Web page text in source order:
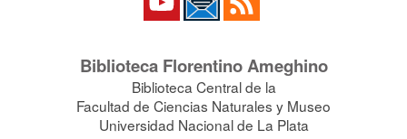
Biblioteca Florentino Ameghino
Biblioteca Central de la
Facultad de Ciencias Naturales y Museo
Universidad Nacional de La Plata